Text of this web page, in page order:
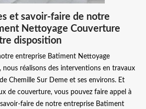
et savoir-faire de notre
Nettoyage Couverture
disposition
entreprise Batiment Nettoyage
nous réalisons des interventions en travaux
Chemille Sur Deme et ses environs. Et
de couverture, vous pouvez faire appel à
faire de notre entreprise Batiment